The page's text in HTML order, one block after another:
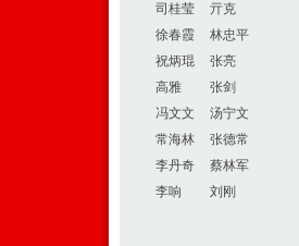
司桂莹
亓克
徐春霞
林忠平
祝炳琨
张亮
高雅
张剑
冯文文
汤宁文
常海林
张德常
李丹奇
蔡林军
李响
刘刚